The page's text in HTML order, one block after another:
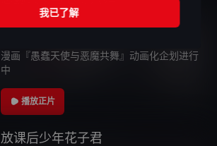
日本 动画
漫画『愚蠢天使与恶魔共舞』动画化企划进行
中
播放正片
放课后少年花子君